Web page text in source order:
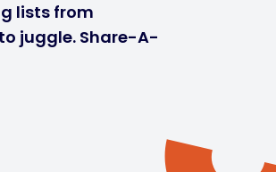
lists from
juggle. Share-A-